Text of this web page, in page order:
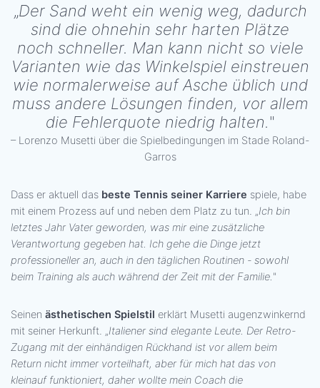
„Der Sand weht ein wenig weg, dadurch
sind die ohnehin sehr harten Plätze
noch schneller. Man kann nicht so viele
Varianten wie das Winkelspiel einstreuen
wie normalerweise auf Asche üblich und
muss andere Lösungen finden, vor allem
die Fehlerquote niedrig halten."
– Lorenzo Musetti über die Spielbedingungen im Stade Roland-
Garros
Dass er aktuell das beste Tennis seiner Karriere spiele, habe
mit einem Prozess auf und neben dem Platz zu tun. „Ich bin
letztes Jahr Vater geworden, was mir eine zusätzliche
Verantwortung gegeben hat. Ich gehe die Dinge jetzt
professioneller an, auch in den täglichen Routinen - sowohl
beim Training als auch während der Zeit mit der Familie."
Seinen ästhetischen Spielstil erklärt Musetti augenzwinkernd
mit seiner Herkunft. „Italiener sind elegante Leute. Der Retro-
Zugang mit der einhändigen Rückhand ist vor allem beim
Return nicht immer vorteilhaft, aber für mich hat das von
kleinauf funktioniert, daher wollte mein Coach die